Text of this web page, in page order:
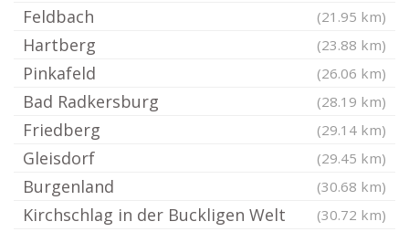
Feldbach (21.95 km)
Hartberg (23.88 km)
Pinkafeld (26.06 km)
Bad Radkersburg (28.19 km)
Friedberg (29.14 km)
Gleisdorf (29.45 km)
Burgenland (30.68 km)
Kirchschlag in der Buckligen Welt (30.72 km)